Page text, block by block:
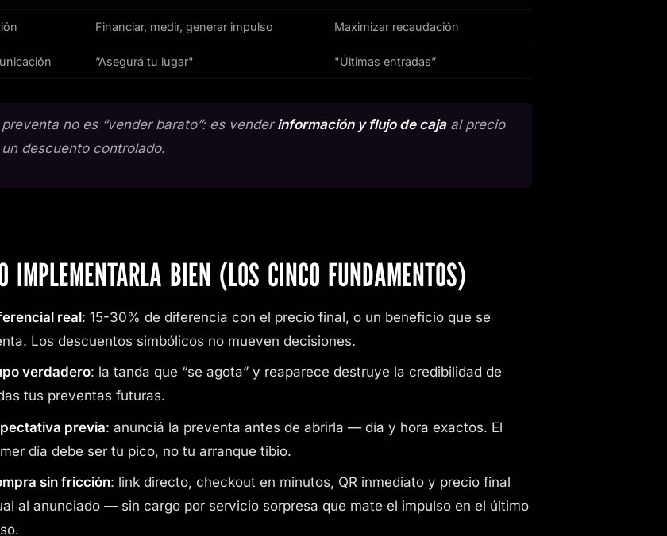
Financiar, medir, generar impulso Maximizar recaudación
”Asegurá tu lugar" "Últimas entradas”
preventa no es “vender barato”: es venderinformación y flujo de cajaal precio
descuento controlado.
IMPLEMENTARLA BIEN (LOS CINCO FUNDAMENTOS)
real: 15-30% de diferencia con el precio final, o un beneficio que se
Los descuentos simbólicos no mueven decisiones.
verdadero: la tanda que “se agota” y reaparece destruye la credibilidad de
tus preventas futuras.
previa: anunciá la preventa antes de abrirla — día y hora exactos. El
día debe ser tu pico, no tu arranque tibio.
sin fricción: link directo, checkout en minutos, QR inmediato y precio final
al anunciado — sin cargo por servicio sorpresa que mate el impulso en el último